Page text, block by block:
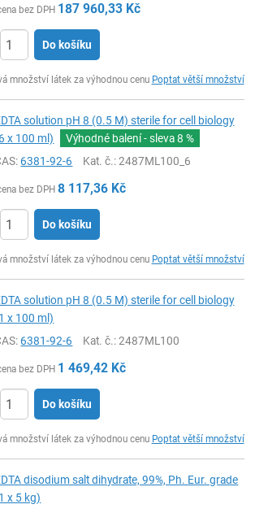
bez DPH 187 960,33 Kč
Do košíku
množství látek za výhodnou cenu Poptat větší množství
solution pH 8 (0.5 M) sterile for cell biology
x 100 ml)
Výhodné balení - sleva8 %
6381-92-6 Kat. č.: 2487ML100_6
bez DPH 8 117,36 Kč
Do košíku
množství látek za výhodnou cenu Poptat větší množství
solution pH 8 (0.5 M) sterile for cell biology
x 100 ml)
6381-92-6 Kat. č.: 2487ML100
bez DPH 1 469,42 Kč
Do košíku
množství látek za výhodnou cenu Poptat větší množství
disodium salt dihydrate, 99%, Ph. Eur. grade
x 5 kg)